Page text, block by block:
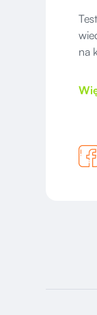
na